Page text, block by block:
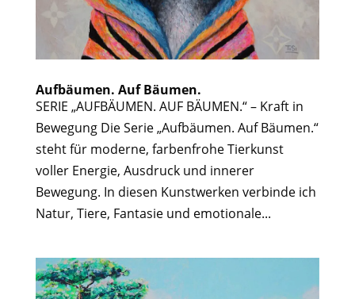
Aufbäumen. Auf Bäumen.
SERIE „AUFBÄUMEN. AUF BÄUMEN.“ – Kraft in
Bewegung Die Serie „Aufbäumen. Auf Bäumen.“
steht für moderne, farbenfrohe Tierkunst
voller Energie, Ausdruck und innerer
Bewegung. In diesen Kunstwerken verbinde ich
Natur, Tiere, Fantasie und emotionale...